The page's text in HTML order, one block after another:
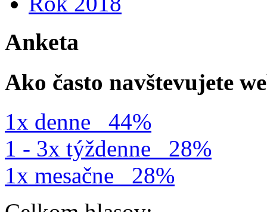
Anketa
Ako často navštevujete
1x denne
44%
1 - 3x týždenne
28%
1x mesačne
28%